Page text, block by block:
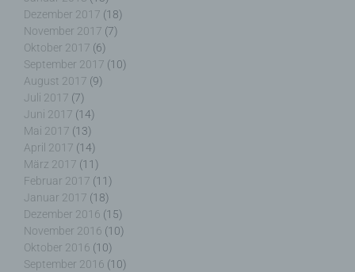
Dezember 2017 (18)
November 2017 (7)
Oktober 2017 (6)
September 2017 (10)
August 2017 (9)
Juli 2017 (7)
Juni 2017 (14)
Mai 2017 (13)
April 2017 (14)
März 2017 (11)
Februar 2017 (11)
Januar 2017 (18)
Dezember 2016 (15)
November 2016 (10)
Oktober 2016 (10)
September 2016 (10)
merkt sich die Artikel, die ein Kunde in den
virtuellen Warenkorb gelegt hat, über ein Cookie.
Die betroffene Person kann die Setzung von
Cookies durch unsere Internetseite jederzeit
mittels einer entsprechenden Einstellung des
genutzten Internetbrowsers verhindern und damit
der Setzung von Cookies dauerhaft
widersprechen. Ferner können bereits gesetzte
Cookies jederzeit über einen Internetbrowser oder
andere Softwareprogramme gelöscht werden. Dies
ist in allen gängigen Internetbrowsern möglich.
Deaktiviert die betroffene Person die Setzung von
Cookies in dem genutzten Internetbrowser, sind
unter Umständen nicht alle Funktionen unserer
Internetseite vollumfänglich nutzbar.